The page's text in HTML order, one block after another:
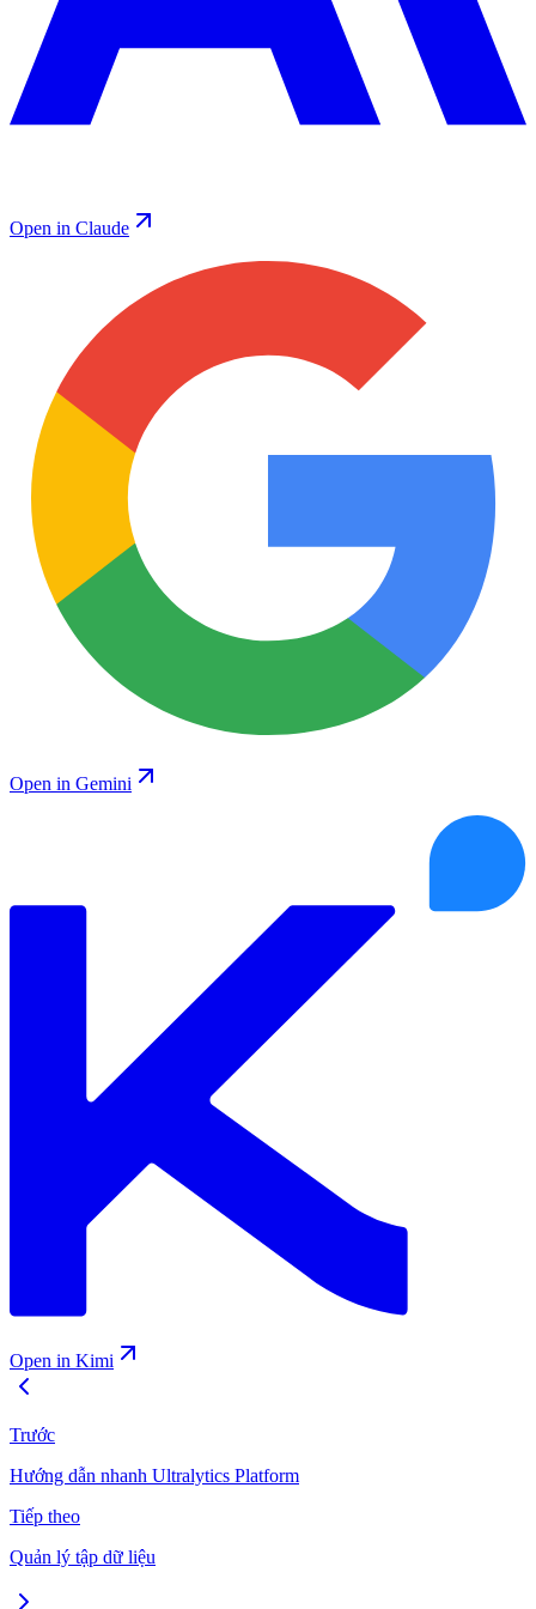
Open in Claude
Open in Gemini
Open in Kimi
Trước
Hướng dẫn nhanh Ultralytics Platform
Tiếp theo
Quản lý tập dữ liệu